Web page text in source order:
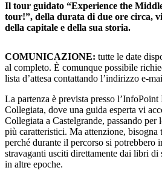
Il tour guidato “Experience the
tour!”, della durata di due ore circa,
della capitale e della sua storia.
COMUNICAZIONE: tutte le date
al completo. È comunque possibile
lista d’attesa contattando l’indirizzo e-
La partenza è prevista presso
Collegiata, dove una guida esperta vi
Collegiata a Castelgrande, passando
più caratteristici. Ma attenzione, bisogna
perché durante il percorso si potrebbero
stravaganti usciti direttamente dai libri
in altre epoche.